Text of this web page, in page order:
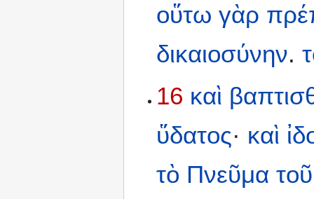
οὕτω γὰρ
δικαιοσύνην.
16 καὶ
ὕδατος· καὶ
τὸ Πνεῦμα τοῦ